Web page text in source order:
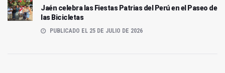
Jaén celebra las Fiestas Patrias del Perú en el Paseo de
las Bicicletas
PUBLICADO EL 25 DE JULIO DE 2026